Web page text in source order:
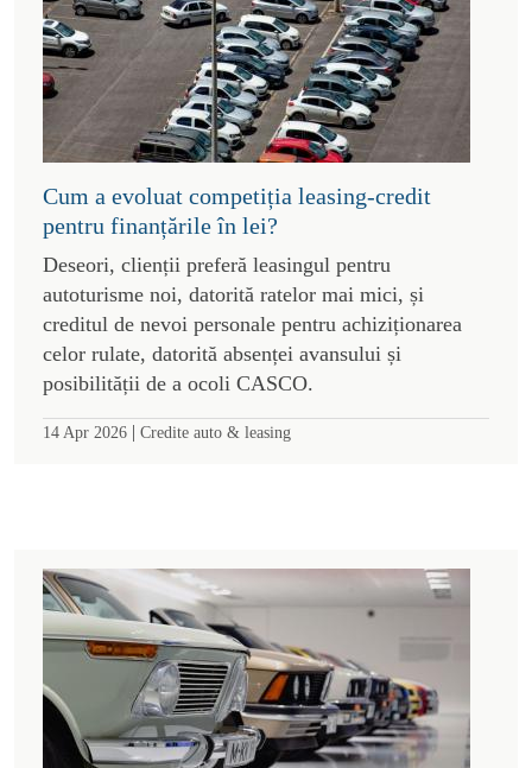
Cum a evoluat competiția leasing-credit
pentru finanțările în lei?
Deseori, clienții preferă leasingul pentru
autoturisme noi, datorită ratelor mai mici, și
creditul de nevoi personale pentru achiziționarea
celor rulate, datorită absenței avansului și
posibilității de a ocoli CASCO.
14 Apr 2026 | Credite auto & leasing